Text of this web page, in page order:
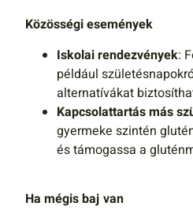
Közösségi események
Iskolai rendezvények:
például
alternatívákat
Kapcsolattartás más
gyermeke szintén
és támogassa a
Ha mégis baj van